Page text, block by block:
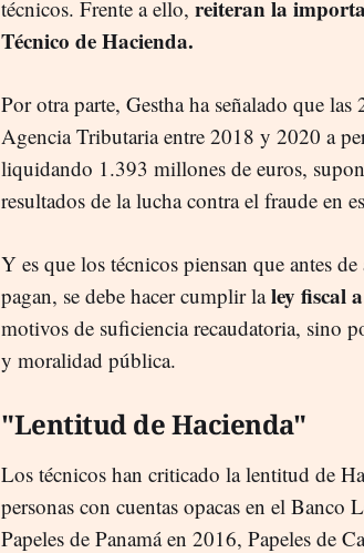
técnicos. Frente a ello, reiteran la
Técnico de Hacienda.
Por otra parte, Gestha ha señalado que
Agencia Tributaria entre 2018 y 2020 a
liquidando 1.393 millones de euros,
resultados de la lucha contra el fraude en
Y es que los técnicos piensan que antes
pagan, se debe hacer cumplir laley fiscal
motivos de suficiencia recaudatoria, sino
y moralidad pública.
"Lentitud de Hacienda"
Los técnicos han criticado la lentitud de
personas con cuentas opacas en el
Papeles de Panamá en 2016, Papeles de